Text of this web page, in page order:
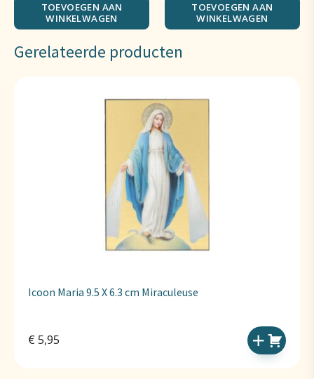
TOEVOEGEN AAN
WINKELWAGEN
TOEVOEGEN AAN
WINKELWAGEN
Gerelateerde producten
Icoon Maria 9.5 X 6.3 cm Miraculeuse
€ 5,95